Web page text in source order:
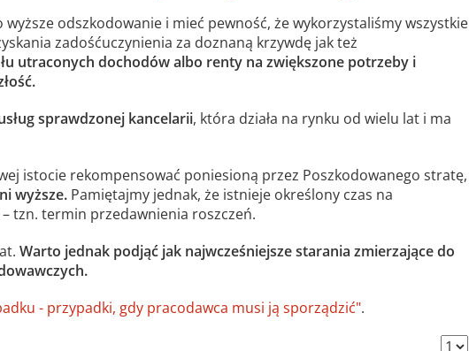
wyższe odszkodowanie i mieć pewność, że wykorzystaliśmy wszystkie
zadośćuczynienia za doznaną krzywdę jak też
utraconych dochodów albo renty na zwiększone potrzeby i
sprawdzonej kancelarii, która działa na rynku od wielu lat i ma
istocie rekompensować poniesioną przez Poszkodowanego stratę,
wyższe. Pamiętajmy jednak, że istnieje określony czas na
tzn. termin przedawnienia roszczeń.
Warto jednak podjąć jak najwcześniejsze starania zmierzające do
- przypadki, gdy pracodawca musi ją sporządzić".